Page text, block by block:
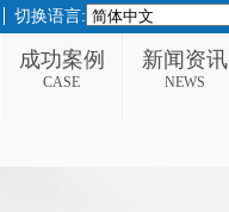
切换语言:
成功案例
CASE
新闻资讯
NEWS